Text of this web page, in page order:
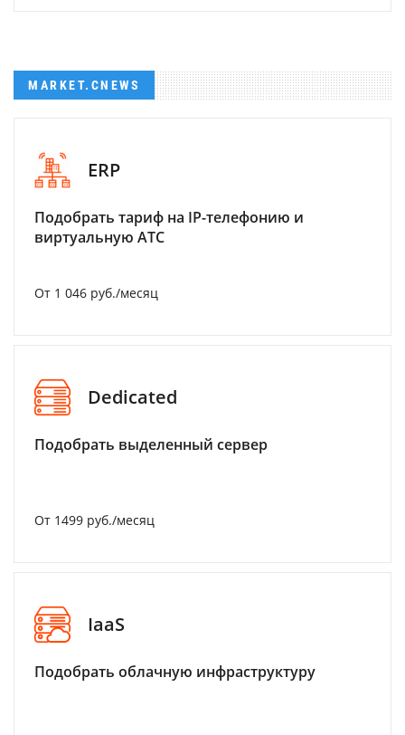
MARKET.CNEWS
ERP
Подобрать тариф на IP-телефонию и
виртуальную АТС
От 1 046 руб./месяц
Dedicated
Подобрать выделенный сервер
От 1499 руб./месяц
IaaS
Подобрать облачную инфраструктуру